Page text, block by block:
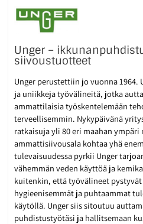
Unger –
siivoustuotteet
Unger perustettiin jo vuonna
ja uniikkeja työvälineitä, jotka
ammattilaisia työskentelemään
terveellisemmin. Nykypäivänä
ratkaisuja yli 80 eri maahan ympäri
ammattisiivousala kohtaa yhä
tulevaisuudessa pyrkii Unger
vähemmän veden käyttöä ja
kuitenkin, että työvälineet
hygieenisemmät ja puhtaammat
käytöllä. Unger siis sitoutuu
puhdistustyötäsi ja hallitsemaan